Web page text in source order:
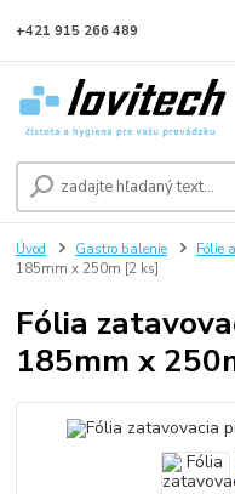
+421 915 266 489
Úvod Gastro balenie Fólie
185mm x 250m [2 ks]
Fólia
185mm x